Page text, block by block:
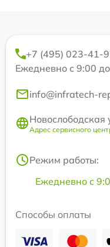
+7 (495) 023-41-
Ежедневно с 9:00
info@infratech-
Новослободская
Адрес сервисного
Режим работы:
Ежедневно с
Способы оплаты